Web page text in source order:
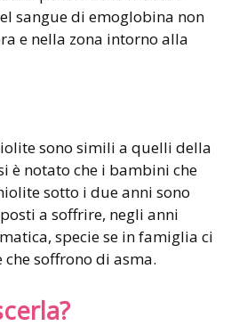
sangue di emoglobina non
e nella zona intorno alla
sono simili a quelli della
è notato che i bambini che
sotto i due anni sono
a soffrire, negli anni
specie se in famiglia ci
soffrono di asma.